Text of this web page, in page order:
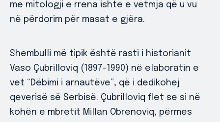
me mitologji e rrena ishte e vetmja që u vu
në përdorim për masat e gjëra.
Shembulli më tipik është rasti i historianit
Vaso Çubrilloviq (1897-1990) në elaboratin e
vet “Dëbimi i arnautëve”, që i dedikohej
qeverisë së Serbisë. Çubrilloviq flet se si në
kohën e mbretit Millan Obrenoviq, përmes